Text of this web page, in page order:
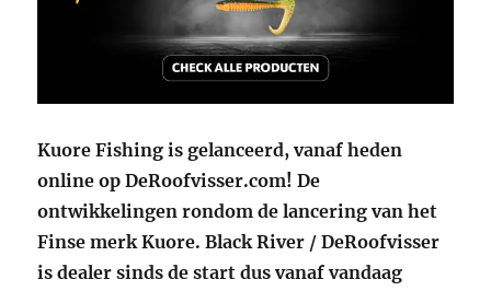
Kuore Fishing is gelanceerd, vanaf heden
online op DeRoofvisser.com! De
ontwikkelingen rondom de lancering van het
Finse merk Kuore. Black River / DeRoofvisser
is dealer sinds de start dus vanaf vandaag